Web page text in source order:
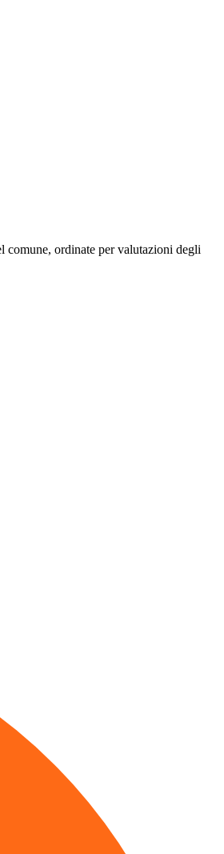
comune, ordinate per valutazioni degli